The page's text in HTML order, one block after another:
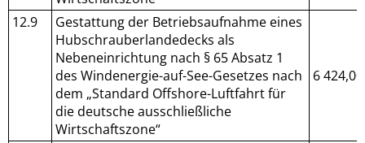
12.9
Gestattung der Betriebsaufnahme eines
Hubschrauberlandedecks als
Nebeneinrichtung nach § 65 Absatz 1
des Windenergie-auf-See-Gesetzes nach
dem „Standard Offshore-Luftfahrt für
die deutsche ausschließliche
Wirtschaftszone“
6 424,00